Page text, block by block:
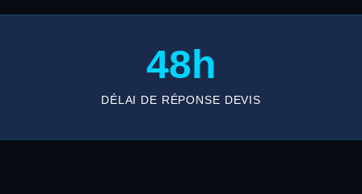
48h
DÉLAI DE RÉPONSE DEVIS